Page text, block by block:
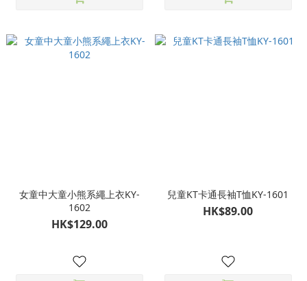
女童中大童小熊系繩上衣KY-
1602
HK$129.00
兒童KT卡通長袖T恤KY-1601
HK$89.00